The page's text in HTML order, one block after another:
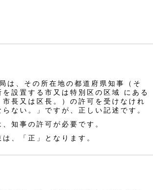
は、その所在地の都道府県知事（そ
設置する市又は特別区の区域 にある
長又は区長。）の許可を受けなけれ
ない。」ですが、正しい記述です。
知事の許可が必要です。
、「正」となります。